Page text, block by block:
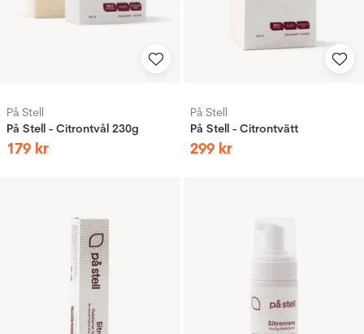
På Stell
På Stell - Citrontvål 230g
179 kr
På Stell
På Stell - Citrontvätt
299 kr